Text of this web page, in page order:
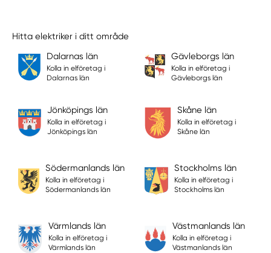
Hitta elektriker i ditt område
Dalarnas län
Kolla in elföretag i
Dalarnas län
Gävleborgs län
Kolla in elföretag i
Gävleborgs län
Jönköpings län
Kolla in elföretag i
Jönköpings län
Skåne län
Kolla in elföretag i
Skåne län
Södermanlands län
Kolla in elföretag i
Södermanlands län
Stockholms län
Kolla in elföretag i
Stockholms län
Värmlands län
Kolla in elföretag i
Värmlands län
Västmanlands län
Kolla in elföretag i
Västmanlands län